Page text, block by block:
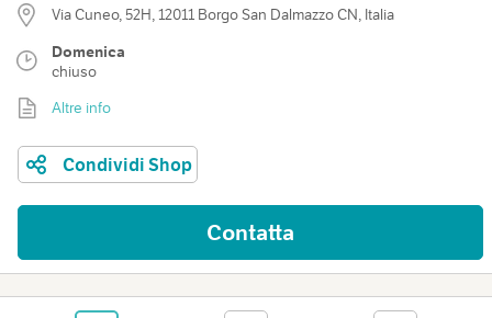
Via Cuneo, 52H, 12011 Borgo San Dalmazzo CN, Italia
Domenica
chiuso
Altre info
Condividi Shop
Contatta